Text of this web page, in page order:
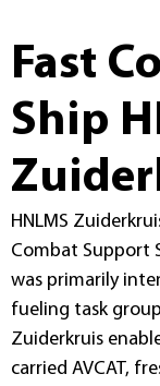
Fast
Ship
HNLMS
Combat Support
was primarily
fueling task
Zuiderkruis
carried AVCAT,